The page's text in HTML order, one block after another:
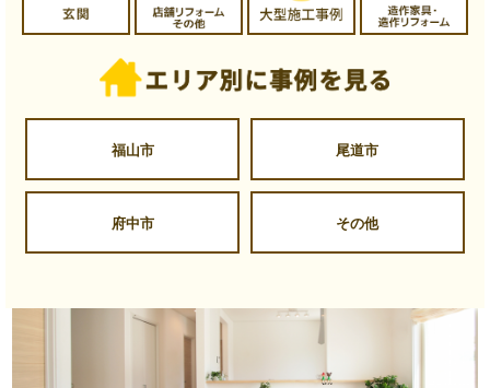
福山市 尾道市
府中市 その他